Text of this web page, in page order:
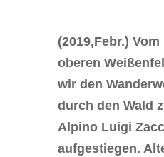
(2019,Febr.)
oberen
wir den
durch den Wald
Alpino Luigi
aufgestiegen.